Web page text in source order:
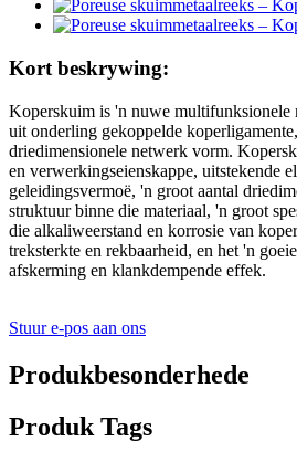
Kort beskrywing:
Koperskuim is 'n nuwe multifunksionele
uit onderling gekoppelde
driedimensionele netwerk vorm.
en verwerkingseienskappe, uitstekende
geleidingsvermoë, 'n groot aantal
struktuur binne die materiaal, 'n groot
die alkaliweerstand en korrosie van
treksterkte en rekbaarheid, en het 'n
afskerming en klankdempende effek.
Stuur e-pos aan ons
Produkbesonderhede
Produk Tags